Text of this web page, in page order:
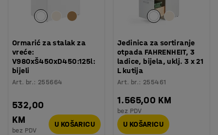
Ormarić za stalak za
vreće:
V980xŠ450xD450:125l:
bijeli
Art. br.: 255664
532,00
KM
bez PDV
U KOŠARICU
Jedinica za sortiranje
otpada FAHRENHEIT, 3
ladice, bijela, uklj. 3 x 21
L kutija
Art. br.: 255461
1.565,00 KM
bez PDV
U KOŠARICU